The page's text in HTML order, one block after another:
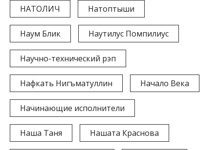
НАТОЛИЧ Натоптыши
Наум Блик Наутилус Помпилиус
Научно-технический рэп
Нафкать Нигъматуллин Начало Века
Начинающие исполнители
Наша Таня Нашата Краснова